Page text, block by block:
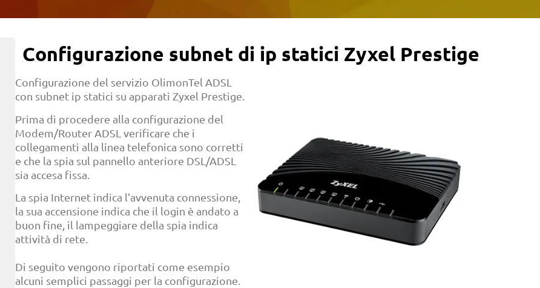
Configurazione subnet di ip statici Zyxel Prestige
Configurazione del servizio OlimonTel ADSL
con subnet ip statici su apparati Zyxel Prestige.
Prima di procedere alla configurazione del
Modem/Router ADSL verificare che i
collegamenti alla linea telefonica sono corretti
e che la spia sul pannello anteriore DSL/ADSL
sia accesa fissa.
La spia Internet indica l’avvenuta connessione,
la sua accensione indica che il login è andato a
buon fine, il lampeggiare della spia indica
attività di rete.
Di seguito vengono riportati come esempio
alcuni semplici passaggi per la configurazione.